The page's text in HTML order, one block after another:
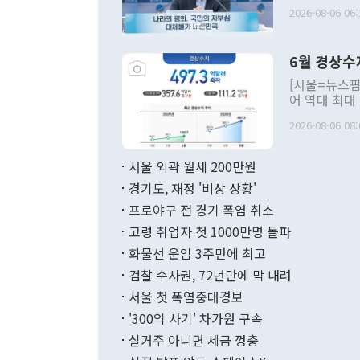
발언 중에는
주의적 희망
관의 대북
관 부처 장
관의 무리한
다. [정동영 통일부 장관이 지난달 23일 오후 서울 종로구 정부서울청사에
무너졌다고
함께 4자 대
2026-08-06
6월 경상
[서울=뉴스
어 역대 최
료=한국은행] 한국은행이 6일 발표한 '2026년 6월 국제수지(잠정)'
며 월간 기
196.9% 급
수출은
2026-08-06
서울 외곽 월세 200만원
경기도, 재정 '비상 상황'
프로야구 전 경기 폭염 취소
고령 취업자 첫 1000만명 돌파
화물선 운임 3주만에 최고
검찰 수사권, 72년만에 막 내려
서울 첫 폭염중대경보
'300억 사기' 차가원 구속
실거주 아니면 세금 껑충